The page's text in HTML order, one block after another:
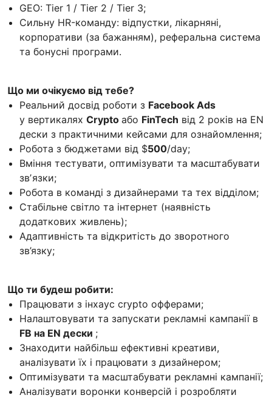
GEO: Tier 1 / Tier 2 / Tier 3;
Сильну HR-команду: відпустки, лікарняні,
корпоративи (за бажанням), реферальна система
та бонусні програми.
Що ми очікуємо від тебе?
Реальний досвід роботи з Facebook Ads
у вертикалях Crypto або FinTech від 2 років на EN
дески з практичними кейсами для ознайомлення;
Робота з бюджетами від $500/day;
Вміння тестувати, оптимізувати та масштабувати
звʼязки;
Робота в команді з дизайнерами та тех відділом;
Стабільне світло та інтернет (наявність
додаткових живлень);
Адаптивність та відкритість до зворотного
зв’язку;
Що ти будеш робити:
Працювати з інхаус crypto офферами;
Налаштовувати та запускати рекламні кампанії в
FB на EN дески ;
Знаходити найбільш ефективні креативи,
аналізувати їх і працювати з дизайнером;
Оптимізувати та масштабувати рекламні кампанії;
Аналізувати воронки конверсій і розробляти